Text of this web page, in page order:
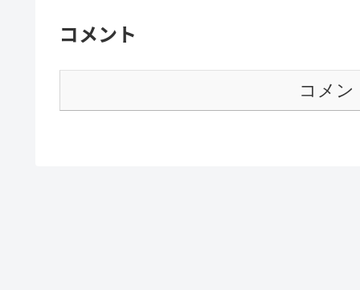
コメント
コメン